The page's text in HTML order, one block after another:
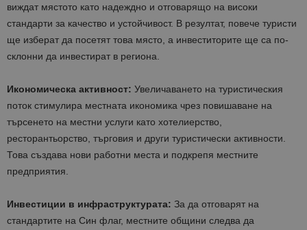
виждат мястото като надеждно и отговарящо на високи
стандарти за качество и устойчивост. В резултат, повече туристи
ще изберат да посетят това място, а инвеститорите ще са по-
склонни да инвестират в региона.
Икономическа активност: Увеличаването на туристическия
поток стимулира местната икономика чрез повишаване на
търсенето на местни услуги като хотелиерство,
ресторантьорство, търговия и други туристически активности.
Това създава нови работни места и подкрепя местните
предприятия.
Инвестиции в инфраструктурата: За да отговарят на
стандартите на Син флаг, местните общини следва да